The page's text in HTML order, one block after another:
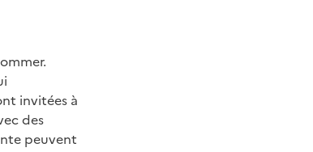
invitées à
des
peuvent